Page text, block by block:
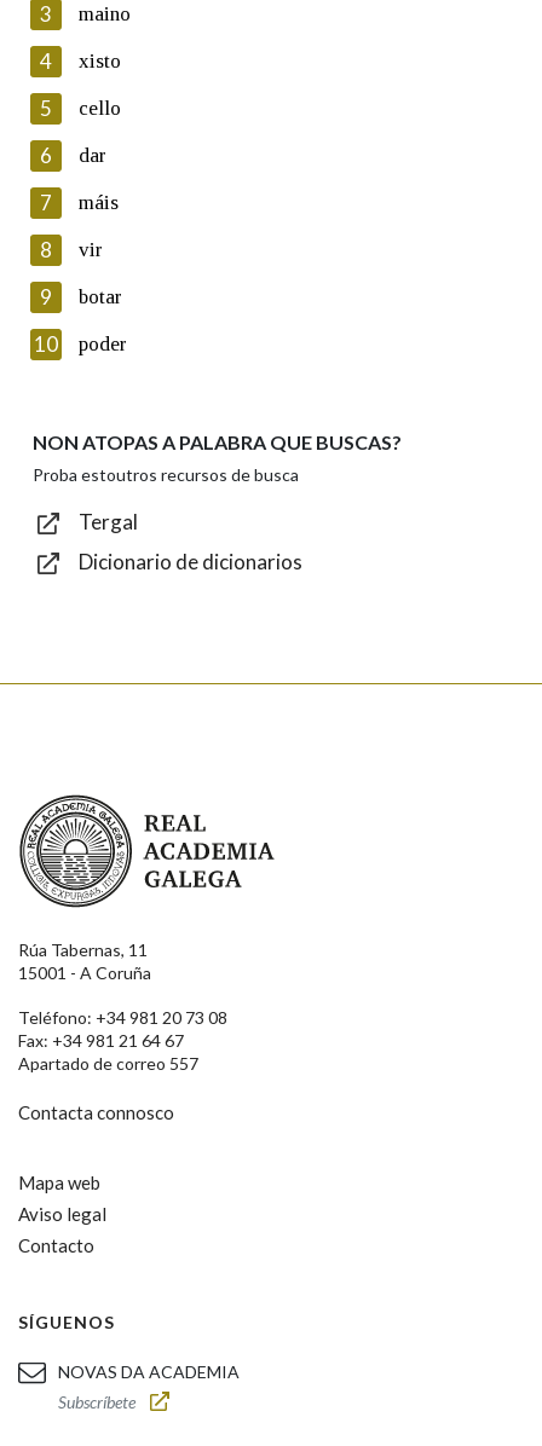
En cumprimento da normativa vixente en materia de
Protección de Datos de Carácter Persoal, a Real Academia
Galega informa a aqueles usuarios que faciliten o seu correo
electrónico, así como calquera outra información de carácter
persoal, que estes datos serán obxecto de tratamento
automatizado de carácter confidencial e incorporados aos seus
ficheiros informáticos. Así mesmo, os usuarios poderán exercer o
seu dereito de acceso, rectificación, oposición e cancelación dos
seus datos poñéndose en contacto connosco.
Lin e acepto as condicións da política de
Introduce o código que aparece na imaxe:
Texto de verificación
3 maino
4 xisto
5 cello
6 dar
7 máis
8 vir
9 botar
10 poder
NON ATOPAS A PALABRA QUE BUSCAS?
Proba estoutros recursos de busca
Tergal
Dicionario de dicionarios
Real Academia Galega
Rúa Tabernas, 11
15001 - A Coruña
Teléfono: +34 981 20 73 08
Fax: +34 981 21 64 67
Apartado de correo 557
Contacta connosco
Mapa web
Aviso legal
Contacto
SÍGUENOS
NOVAS DA ACADEMIA
Subscríbete